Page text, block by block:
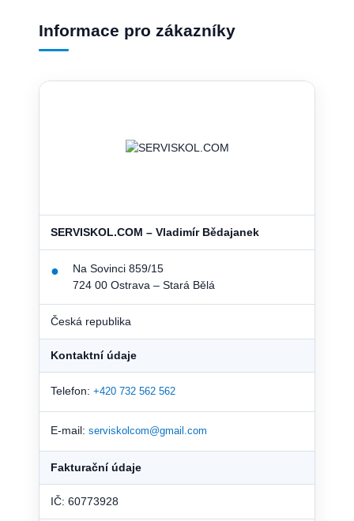
Informace pro zákazníky
SERVISKOL.COM – Vladimír Bědajanek
●
Na Sovinci 859/15
724 00 Ostrava – Stará Bělá
Česká republika
Kontaktní údaje
Telefon: +420 732 562 562
E-mail: serviskolcom@gmail.com
Fakturační údaje
IČ: 60773928